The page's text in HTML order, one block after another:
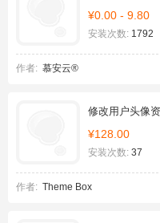
¥0.00 - 9.80
安装次数: 1792
作者: 慕安云®
修改用户头像
¥128.00
安装次数: 37
作者: Theme Box